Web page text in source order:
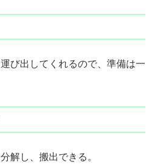
び出してくれるので、準備は一
解し、搬出できる。